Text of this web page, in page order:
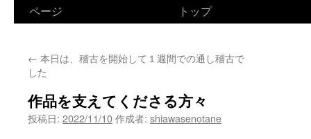
ン
ン
へ
ページ
トップ
← 本日は、稽古を開始して１週間での通し稽古で
した
作品を支えてくださる方々
投稿日: 2022/11/10作成者: shiawasenotane